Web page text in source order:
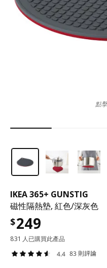
IKEA 365+ GUNSTIG
磁性隔熱墊, 紅色/深灰色
$249
831 人已購買此產品
4.4 83 則評論
點